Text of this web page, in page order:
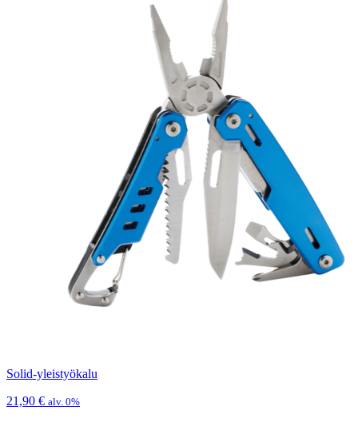
Solid-yleistyökalu
21,90 € alv. 0%